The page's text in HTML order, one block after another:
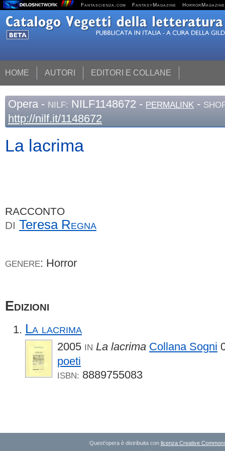
Fantascienza.com FantasyMagazine HorrorMagazine
HOME AUTORI EDITORI E COLLANE
Opera - NILF: NILF1148672 - PERMALINK -
http://nilf.it/1148672
La lacrima
RACCONTO
DI Teresa Regna
GENERE: Horror
Edizioni
La lacrima
2005 IN La lacrima Collana Sogni
poeti
ISBN: 8889755083
Quest'opera è distribuita con licenza Creative